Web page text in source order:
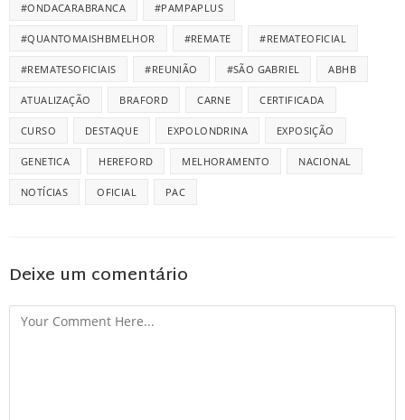
#ONDACARABRANCA #PAMPAPLUS
#QUANTOMAISHBMELHOR #REMATE #REMATEOFICIAL
#REMATESOFICIAIS #REUNIÃO #SÃO GABRIEL ABHB
ATUALIZAÇÃO BRAFORD CARNE CERTIFICADA
CURSO DESTAQUE EXPOLONDRINA EXPOSIÇÃO
GENETICA HEREFORD MELHORAMENTO NACIONAL
NOTÍCIAS OFICIAL PAC
Deixe um comentário